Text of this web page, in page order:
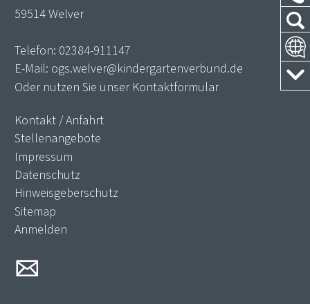
59514 Welver
Telefon: 02384-911147
E-Mail: ogs.welver@kindergartenverbund.de
Oder nutzen Sie unser Kontaktformular
Kontakt / Anfahrt
Stellenangebote
Impressum
Datenschutz
Hinweisgeberschutz
Sitemap
Anmelden